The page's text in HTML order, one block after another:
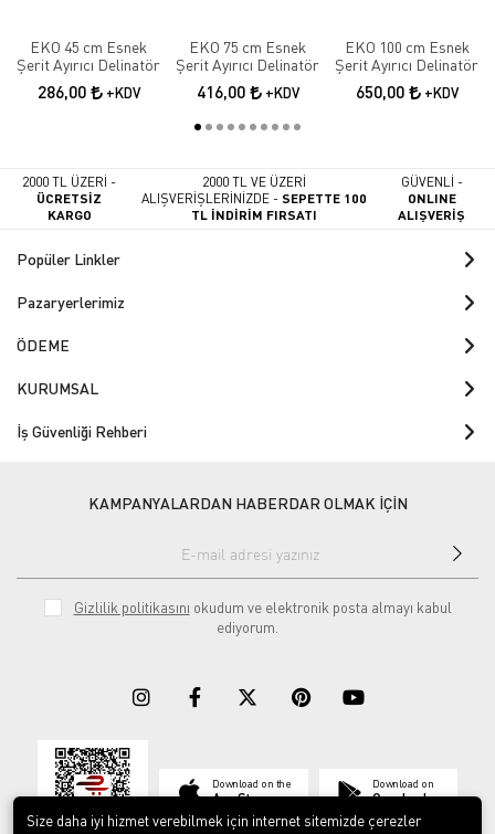
EKO 45 cm Esnek
Şerit Ayırıcı Delinatör
286,00 +KDV
EKO 75 cm Esnek
Şerit Ayırıcı Delinatör
416,00 +KDV
EKO 100 cm Esnek
Şerit Ayırıcı Delinatör
650,00 +KDV
2000 TL ÜZERİ -
ÜCRETSİZ
KARGO
2000 TL VE ÜZERİ
ALIŞVERİŞLERİNİZDE -SEPETTE 100
TL İNDİRİM FIRSATI
GÜVENLİ -
ONLINE
ALIŞVERİŞ
Popüler Linkler
Pazaryerlerimiz
ÖDEME
KURUMSAL
İş Güvenliği Rehberi
KAMPANYALARDAN HABERDAR OLMAK İÇİN
Gizlilik politikasını okudum ve elektronik posta almayı kabul
ediyorum.
Download on the
App Store
Download on
Google play
Size daha iyi hizmet verebilmek için internet sitemizde çerezler